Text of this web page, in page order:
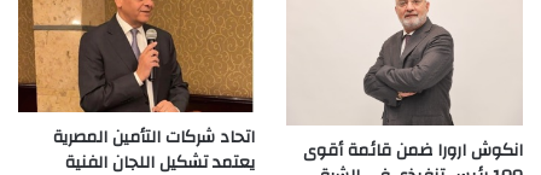
انكوش ارورا ضمن قائمة أقوى
اتحاد شركات التأمين المصرية
يعتمد تشكيل اللجان الفنية